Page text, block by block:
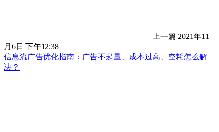
上一篇 2021年11
月6日 下午12:38
信息流广告优化指南：广告不起量、成本过高、空耗怎么解
决？